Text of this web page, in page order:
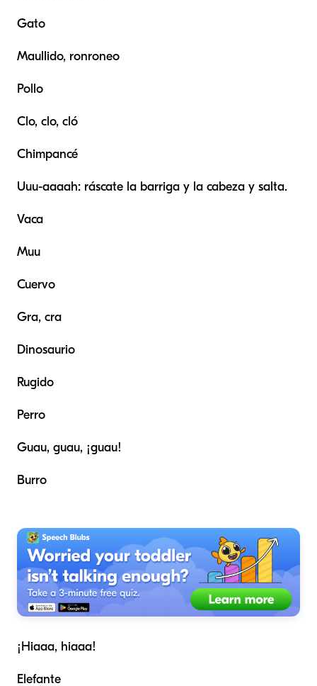
Gato
Maullido, ronroneo
Pollo
Clo, clo, cló
Chimpancé
Uuu-aaaah: ráscate la barriga y la cabeza y salta.
Vaca
Muu
Cuervo
Gra, cra
Dinosaurio
Rugido
Perro
Guau, guau, ¡guau!
Burro
¡Hiaaa, hiaaa!
Elefante